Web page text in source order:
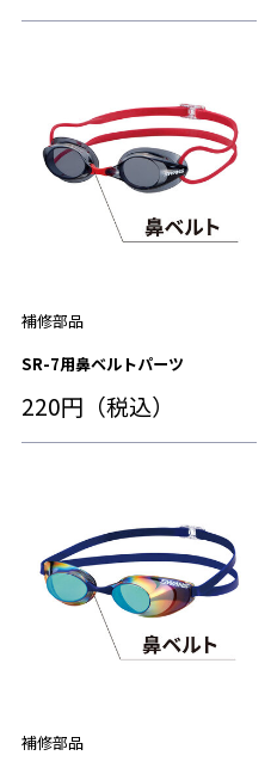
補修部品
SR-7用鼻ベルトパーツ
220円（税込）
補修部品